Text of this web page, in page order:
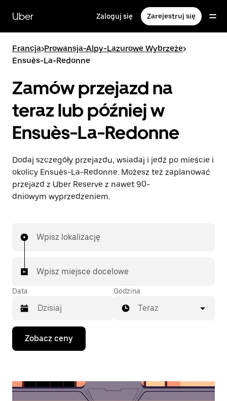
głównej
zawartości
Uber Zaloguj się Zarejestruj się
Francja>Prowansja-Alpy-Lazurowe Wybrzeże>
Ensuès-La-Redonne
Zamów przejazd na
teraz lub później w
Ensuès-La-Redonne
Dodaj szczegóły przejazdu, wsiadaj i jedź po mieście i
okolicy Ensuès-La-Redonne. Możesz też zaplanować
przejazd z Uber Reserve z nawet 90-
dniowym wyprzedzeniem.
Wpisz lokalizację
Wpisz miejsce docelowe
Data
Naciśnij
klawisz
strzałki
do
Godzina
Teraz
Zobacz ceny